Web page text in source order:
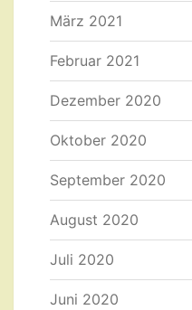
März 2021
Februar 2021
Dezember 2020
Oktober 2020
September 2020
August 2020
Juli 2020
Juni 2020